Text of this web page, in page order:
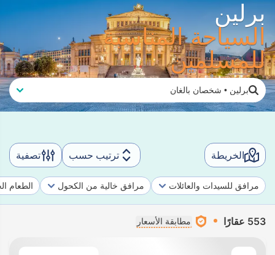
برلين
السياحة المناسبة
للمسلمين
برلين • شخصان بالغان
الخريطة ترتيب حسب تصفية
مرافق للسيدات والعائلات مرافق خالية من الكحول الطعام
553 عقارًا مطابقة الأسعار